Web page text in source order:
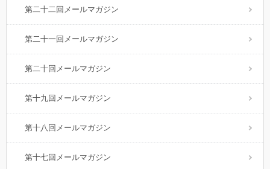
第二十二回メールマガジン
第二十一回メールマガジン
第二十回メールマガジン
第十九回メールマガジン
第十八回メールマガジン
第十七回メールマガジン